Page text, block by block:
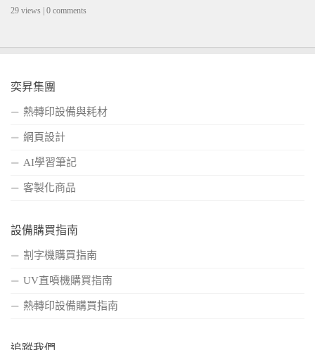
29 views | 0 comments
奕昇集團
熱轉印設備與耗材
網頁設計
AI學習筆記
客製化商品
設備購買指南
割字機購買指南
UV直噴機購買指南
熱轉印設備購買指南